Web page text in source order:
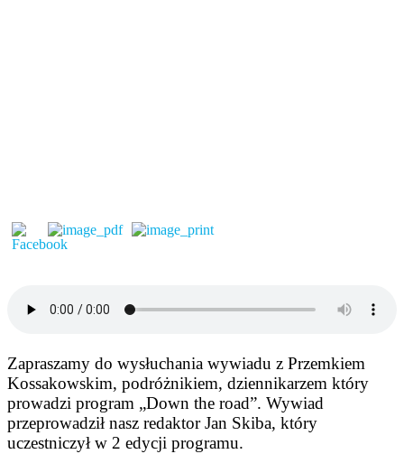
Zapraszamy do wysłuchania wywiadu z Przemkiem
Kossakowskim, podróżnikiem, dziennikarzem który
prowadzi program „Down the road”. Wywiad
przeprowadził nasz redaktor Jan Skiba, który
uczestniczył w 2 edycji programu.